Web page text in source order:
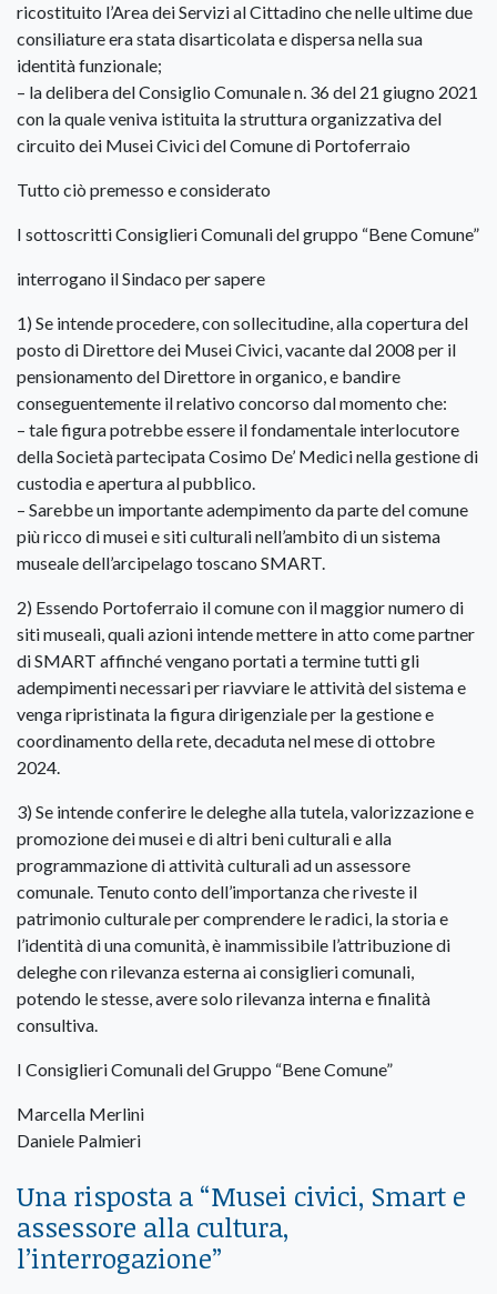
ricostituito l’Area dei Servizi al Cittadino che nelle ultime due
consiliature era stata disarticolata e dispersa nella sua
identità funzionale;
– la delibera del Consiglio Comunale n. 36 del 21 giugno 2021
con la quale veniva istituita la struttura organizzativa del
circuito dei Musei Civici del Comune di Portoferraio
Tutto ciò premesso e considerato
I sottoscritti Consiglieri Comunali del gruppo “Bene Comune”
interrogano il Sindaco per sapere
1) Se intende procedere, con sollecitudine, alla copertura del
posto di Direttore dei Musei Civici, vacante dal 2008 per il
pensionamento del Direttore in organico, e bandire
conseguentemente il relativo concorso dal momento che:
– tale figura potrebbe essere il fondamentale interlocutore
della Società partecipata Cosimo De’ Medici nella gestione di
custodia e apertura al pubblico.
– Sarebbe un importante adempimento da parte del comune
più ricco di musei e siti culturali nell’ambito di un sistema
museale dell’arcipelago toscano SMART.
2) Essendo Portoferraio il comune con il maggior numero di
siti museali, quali azioni intende mettere in atto come partner
di SMART affinché vengano portati a termine tutti gli
adempimenti necessari per riavviare le attività del sistema e
venga ripristinata la figura dirigenziale per la gestione e
coordinamento della rete, decaduta nel mese di ottobre
2024.
3) Se intende conferire le deleghe alla tutela, valorizzazione e
promozione dei musei e di altri beni culturali e alla
programmazione di attività culturali ad un assessore
comunale. Tenuto conto dell’importanza che riveste il
patrimonio culturale per comprendere le radici, la storia e
l’identità di una comunità, è inammissibile l’attribuzione di
deleghe con rilevanza esterna ai consiglieri comunali,
potendo le stesse, avere solo rilevanza interna e finalità
consultiva.
I Consiglieri Comunali del Gruppo “Bene Comune”
Marcella Merlini
Daniele Palmieri
Una risposta a “Musei civici, Smart e
assessore alla cultura,
l’interrogazione”